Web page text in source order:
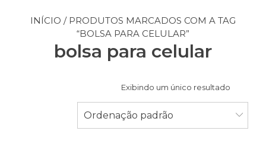
INÍCIO / PRODUTOS MARCADOS COM A TAG
“BOLSA PARA CELULAR”
bolsa para celular
Exibindo um único resultado
Ordenação padrão